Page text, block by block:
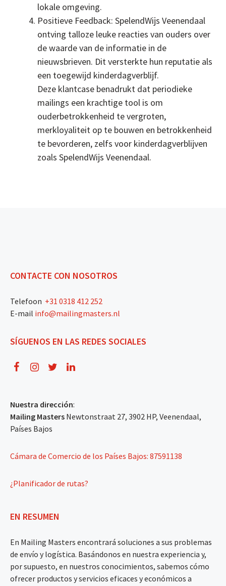
lokale omgeving.
Positieve Feedback: SpelendWijs Veenendaal
ontving talloze leuke reacties van ouders over
de waarde van de informatie in de
nieuwsbrieven. Dit versterkte hun reputatie als
een toegewijd kinderdagverblijf.
Deze klantcase benadrukt dat periodieke
mailings een krachtige tool is om
ouderbetrokkenheid te vergroten,
merkloyaliteit op te bouwen en betrokkenheid
te bevorderen, zelfs voor kinderdagverblijven
zoals SpelendWijs Veenendaal.
CONTACTE CON NOSOTROS
Telefoon +31 0318 412 252
E-mail info@mailingmasters.nl
SÍGUENOS EN LAS REDES SOCIALES
Nuestra dirección:
Mailing Masters Newtonstraat 27, 3902 HP, Veenendaal,
Países Bajos
Cámara de Comercio de los Países Bajos: 87591138
¿Planificador de rutas?
EN RESUMEN
En Mailing Masters encontrará soluciones a sus problemas
de envío y logística. Basándonos en nuestra experiencia y,
por supuesto, en nuestros conocimientos, sabemos cómo
ofrecer productos y servicios eficaces y económicos a